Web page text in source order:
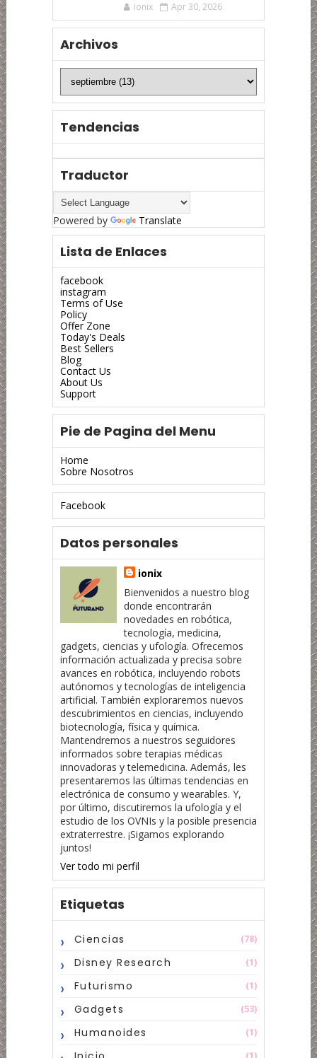
ionix Apr 30, 2026
Archivos
Tendencias
Traductor
Powered by Translate
Lista de Enlaces
facebook
instagram
Terms of Use
Policy
Offer Zone
Today's Deals
Best Sellers
Blog
Contact Us
About Us
Support
Pie de Pagina del Menu
Home
Sobre Nosotros
Facebook
Datos personales
ionix
Bienvenidos a nuestro blog
donde encontrarán
novedades en robótica,
tecnología, medicina,
gadgets, ciencias y ufología. Ofrecemos
información actualizada y precisa sobre
avances en robótica, incluyendo robots
autónomos y tecnologías de inteligencia
artificial. También exploraremos nuevos
descubrimientos en ciencias, incluyendo
biotecnología, física y química.
Mantendremos a nuestros seguidores
informados sobre terapias médicas
innovadoras y telemedicina. Además, les
presentaremos las últimas tendencias en
electrónica de consumo y wearables. Y,
por último, discutiremos la ufología y el
estudio de los OVNIs y la posible presencia
extraterrestre. ¡Sigamos explorando
juntos!
Ver todo mi perfil
Etiquetas
Ciencias (78)
Disney Research (1)
Futurismo (1)
Gadgets (53)
Humanoides (1)